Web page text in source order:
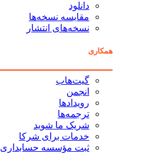
دانلود
مقایسه نسخه‌ها
نسخه‌های انتشار
همکاری
گیت‌هاب
انجمن
رویدادها
ترجمه‌ها
شریک ما شوید
خدمات برای شرکا
ثبت مؤسسه حسابداری